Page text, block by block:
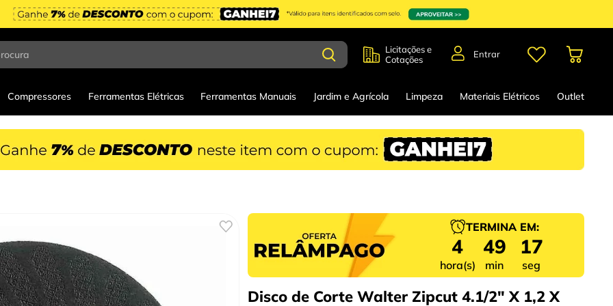
Licitações e
Cotações
Entrar
Compressores Ferramentas Elétricas Ferramentas Manuais Jardim e Agrícola Limpeza Materiais Elétricos Outlet
TERMINA EM:
4
hora(s)
49
min
16
seg
Disco de Corte Walter Zipcut 4.1/2" X 1,2 X